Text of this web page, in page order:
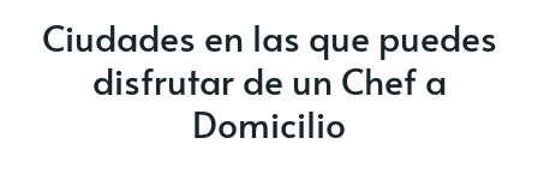
Ciudades en las que puedes
disfrutar de un Chef a
Domicilio